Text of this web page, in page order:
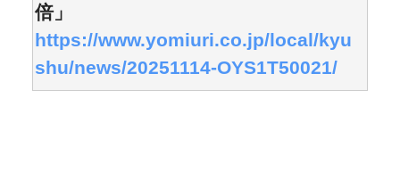
倍」
https://www.yomiuri.co.jp/local/kyu
shu/news/20251114-OYS1T50021/